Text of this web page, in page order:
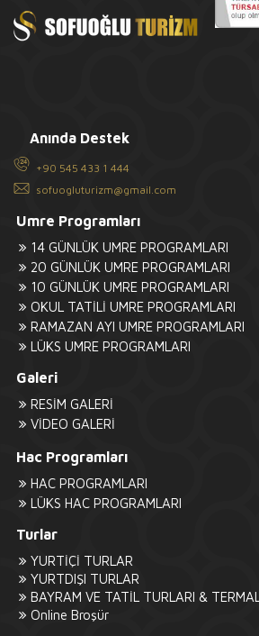
Anında Destek
+90 545 433 1 444
sofuogluturizm@gmail.com
Umre Programları
14 GÜNLÜK UMRE PROGRAMLARI
20 GÜNLÜK UMRE PROGRAMLARI
10 GÜNLÜK UMRE PROGRAMLARI
OKUL TATİLİ UMRE PROGRAMLARI
RAMAZAN AYI UMRE PROGRAMLARI
LÜKS UMRE PROGRAMLARI
Galeri
RESİM GALERİ
VİDEO GALERİ
Hac Programları
HAC PROGRAMLARI
LÜKS HAC PROGRAMLARI
Turlar
YURTİÇİ TURLAR
YURTDIŞI TURLAR
BAYRAM VE TATİL TURLARI &
Online Broşür